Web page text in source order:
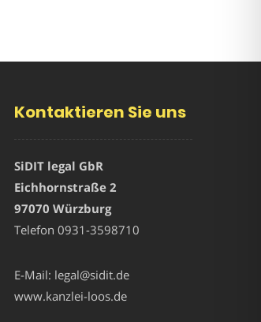
Kontaktieren Sie uns
SiDIT legal GbR
Eichhornstraße 2
97070 Würzburg
Telefon 0931-3598710
E-Mail: legal@sidit.de
www.kanzlei-loos.de